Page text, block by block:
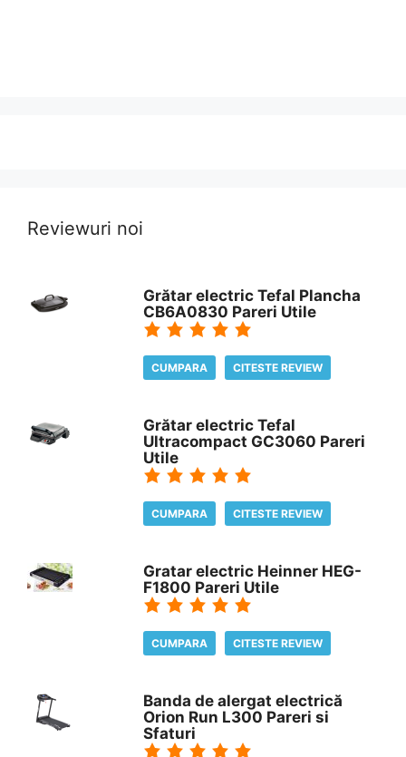
Reviewuri noi
Grătar electric Tefal Plancha
CB6A0830 Pareri Utile
CUMPARA CITESTE REVIEW
Grătar electric Tefal
Ultracompact GC3060 Pareri
Utile
CUMPARA CITESTE REVIEW
Gratar electric Heinner HEG-
F1800 Pareri Utile
CUMPARA CITESTE REVIEW
Banda de alergat electrică
Orion Run L300 Pareri si
Sfaturi